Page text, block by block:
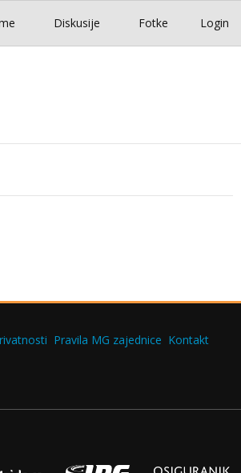
Login
Diskusije Fotke
Pravila MG zajednice Kontakt